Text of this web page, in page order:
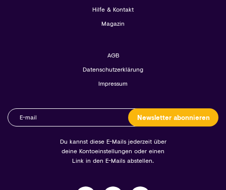
Hilfe & Kontakt
Magazin
AGB
Datenschutzerklärung
Impressum
Newsletter abonnieren
Du kannst diese E-Mails jederzeit über
deine Kontoeinstellungen oder einen
Link in den E-Mails abstellen.